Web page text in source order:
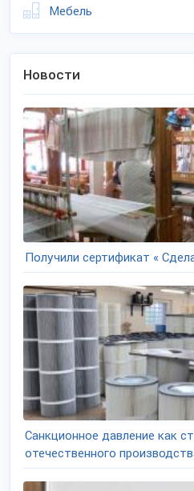
Мебель
Новости
Получили сертификат «
Санкционное давление как
отечественного